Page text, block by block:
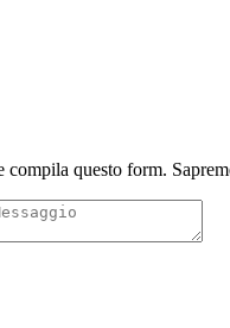
questo form.